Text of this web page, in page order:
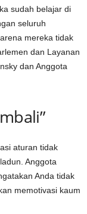
sudah belajar di
seluruh
mereka tidak
dan Layanan
dan Anggota
aturan tidak
Anggota
Anda tidak
memotivasi kaum